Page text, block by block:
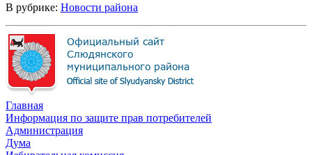
В рубрике: Новости района
Главная
Информация по защите прав потребителей
Администрация
Дума